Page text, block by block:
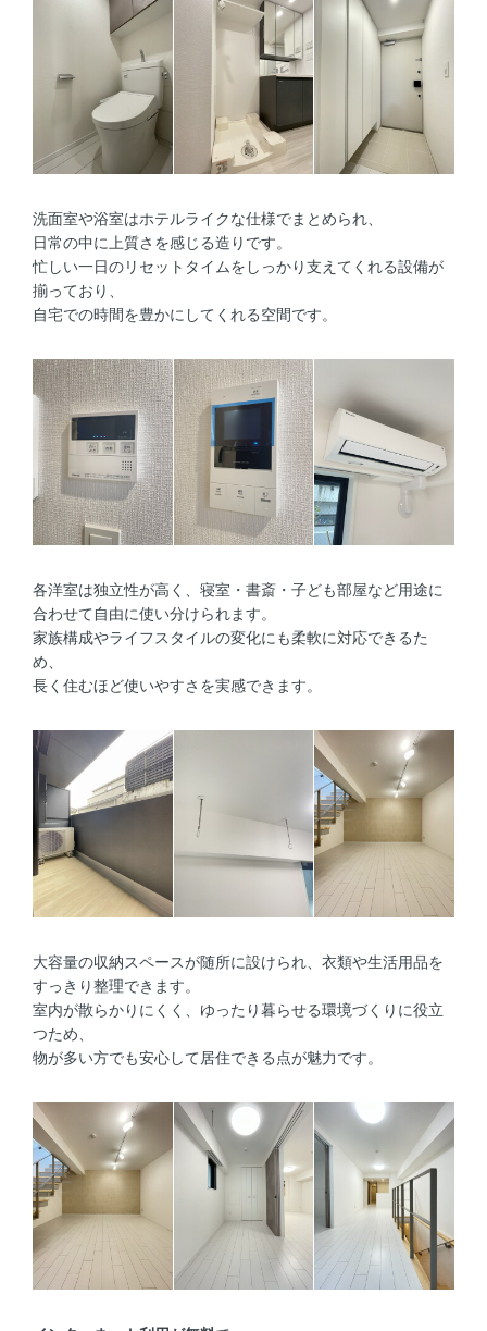
洗面室や浴室はホテルライクな仕様でまとめられ、
日常の中に上質さを感じる造りです。
忙しい一日のリセットタイムをしっかり支えてくれる設備が
揃っており、
自宅での時間を豊かにしてくれる空間です。
各洋室は独立性が高く、寝室・書斎・子ども部屋など用途に
合わせて自由に使い分けられます。
家族構成やライフスタイルの変化にも柔軟に対応できるた
め、
長く住むほど使いやすさを実感できます。
大容量の収納スペースが随所に設けられ、衣類や生活用品を
すっきり整理できます。
室内が散らかりにくく、ゆったり暮らせる環境づくりに役立
つため、
物が多い方でも安心して居住できる点が魅力です。